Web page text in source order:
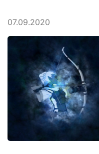
07.09.2020